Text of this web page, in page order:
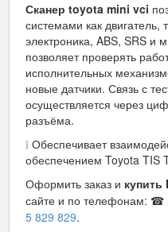
Сканер toyota mini vci
системами как двигатель,
электроника, ABS, SRS и
позволяет проверять
исполнительных
новые датчики. Связь с
осуществляется через
разъёма.
❕ Обеспечивает
обеспечением Toyota TIS
Оформить заказ и купить
сайте и по телефонам: ☎
5 829 829.